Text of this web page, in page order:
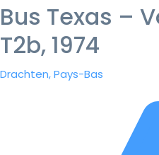
Bus Texas –
T2b, 1974
Drachten, Pays-Bas